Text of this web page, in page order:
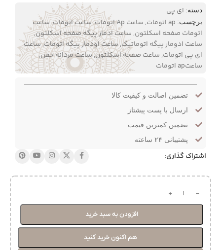
دسته: ای پی
برچسب: ap اتومات , ساعت Ap اتومات ,ساعت اتومات,ساعت
اتومات صفحه اسکلتون, ساعت ادمار پیگه صفحه اسکلتون,
ساعت ادومار پیگه اتوماتیک,ساعت اودمار پیگه اتومات,ساعت
ای پی اتومات, ساعت صفحه اسکلتون,ساعت مردانه خفن,
ساعتap اتومات
تضمین اصالت و کیفیت کالا
ارسال با پست پیشتاز
تضمین کمترین قیمت
پشتیبانی ۲۴ ساعته
اشتراک گذاری:
افزودن به سبد خرید
هم اکنون خرید کنید